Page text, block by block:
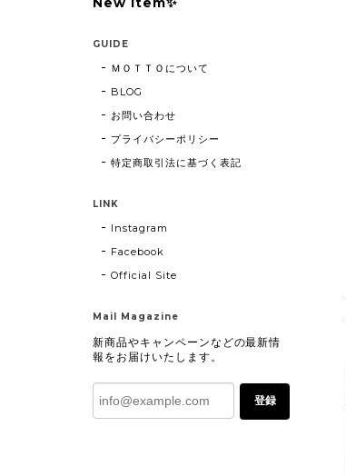
GUIDE
ＭＯＴＴＯについて
BLOG
お問い合わせ
プライバシーポリシー
特定商取引法に基づく表記
LINK
Instagram
Facebook
Official Site
Mail Magazine
新商品やキャンペーンなどの最新情
報をお届けいたします。
登録